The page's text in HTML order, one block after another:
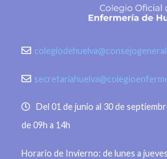
Del 01 de junio al 30 de
de 09h a 14h
Horario de Invierno: de lunes a